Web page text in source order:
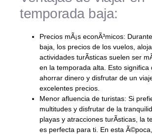
temporada baja:
Precios mÃ¡s econÃ³micos:
baja, los precios de los vuelos,
actividades turÃ­sticas suelen ser
en la temporada alta. Esto significa
ahorrar dinero y disfrutar de un
excelentes precios.
Menor afluencia de turistas: Si
multitudes y disfrutar de la
playas y atracciones turÃ­sticas, la
es perfecta para ti. En esta